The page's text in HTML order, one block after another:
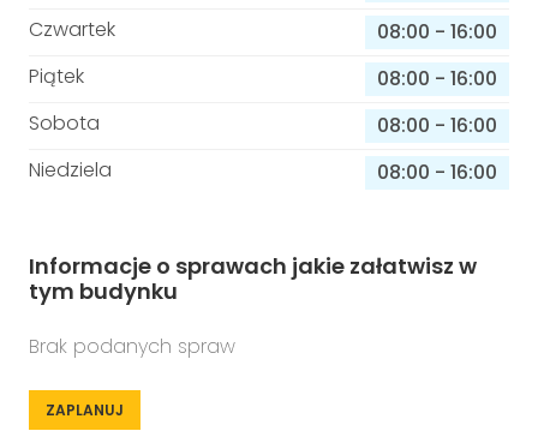
Czwartek
08:00 - 16:00
Piątek
08:00 - 16:00
Sobota
08:00 - 16:00
Niedziela
08:00 - 16:00
Informacje o sprawach jakie załatwisz w
tym budynku
Brak podanych spraw
ZAPLANUJ